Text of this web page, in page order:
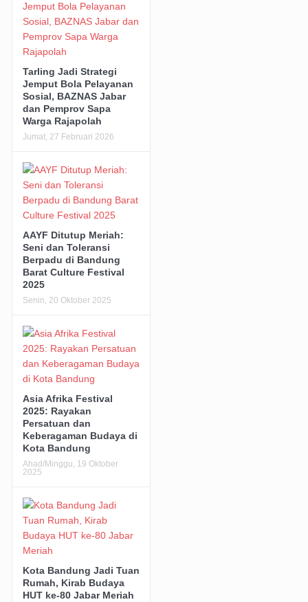
Tarling Jadi Strategi
Jemput Bola Pelayanan
Sosial, BAZNAS Jabar
dan Pemprov Sapa
Warga Rajapolah
Jumat, 27 Februari 2026
AAYF Ditutup Meriah:
Seni dan Toleransi
Berpadu di Bandung
Barat Culture Festival
2025
Senin, 20 Oktober 2025
Asia Afrika Festival
2025: Rayakan
Persatuan dan
Keberagaman Budaya di
Kota Bandung
Ahad/Minggu, 19 Oktober
2025
Kota Bandung Jadi Tuan
Rumah, Kirab Budaya
HUT ke-80 Jabar Meriah